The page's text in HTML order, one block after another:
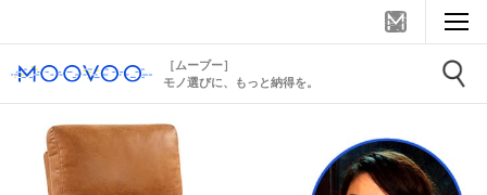
［ムーブー］
モノ選びに、もっと納得を。